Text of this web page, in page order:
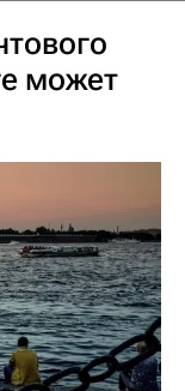
может